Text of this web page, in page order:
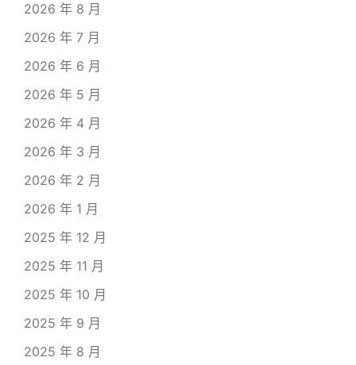
2026 年 8 月
2026 年 7 月
2026 年 6 月
2026 年 5 月
2026 年 4 月
2026 年 3 月
2026 年 2 月
2026 年 1 月
2025 年 12 月
2025 年 11 月
2025 年 10 月
2025 年 9 月
2025 年 8 月